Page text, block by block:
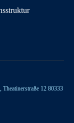
12 80333